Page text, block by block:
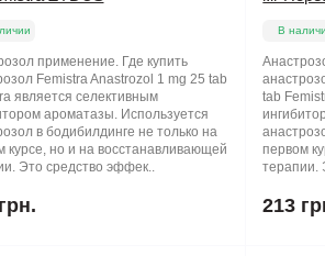
применение. Где купить
Femistra Anastrozol 1 mg 25 tab
является селективным
ароматазы. Используется
в бодибилдинге не только на
курсе, но и на восстанавливающей
Это средство эффек..
В
tab
первом
терапии.
213